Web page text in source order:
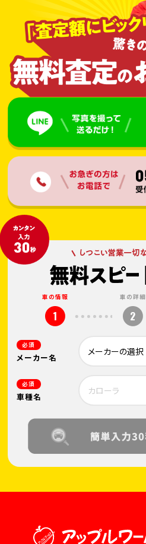
車の情報
1
車の詳細
2
必須
メーカー名
必須
車種名